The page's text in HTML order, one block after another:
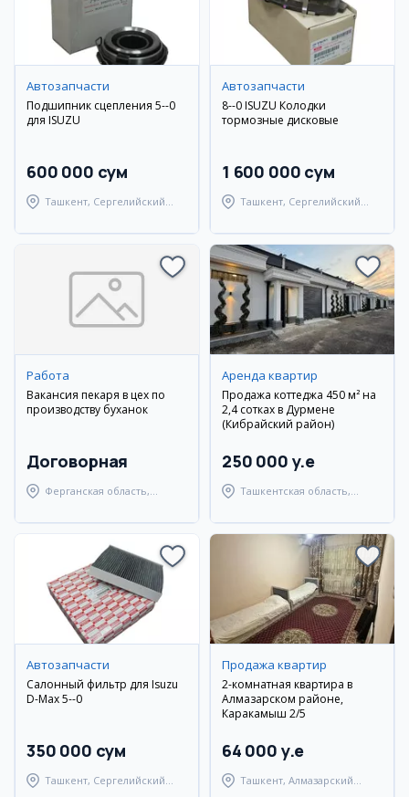
Автозапчасти
Подшипник сцепления 5--0
для ISUZU
600 000 сум
Ташкент, Сергелийский
Автозапчасти
8--0 ISUZU Колодки
тормозные дисковые
1 600 000 сум
Ташкент, Сергелийский
Работа
Вакансия пекаря в цех по
производству буханок
Договорная
Ферганская область,
Аренда квартир
Продажа коттеджа 450 м² на
2,4 сотках в Дурмене
(Кибрайский район)
250 000 y.e
Ташкентская область,
Автозапчасти
Салонный фильтр для Isuzu
D-Max 5--0
350 000 сум
Ташкент, Сергелийский
Продажа квартир
2-комнатная квартира в
Алмазарском районе,
Каракамыш 2/5
64 000 y.e
Ташкент, Алмазарский